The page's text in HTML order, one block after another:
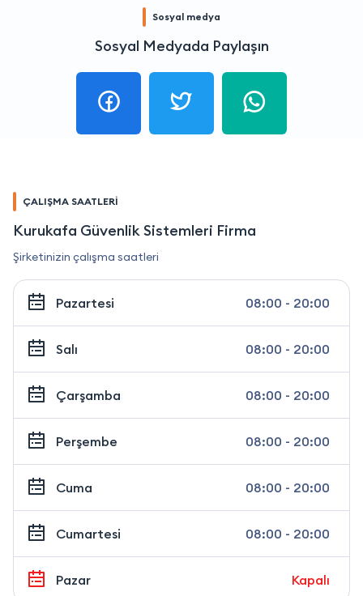
Sosyal medya
Sosyal Medyada Paylaşın
ÇALIŞMA SAATLERİ
Kurukafa Güvenlik Sistemleri Firma
Şirketinizin çalışma saatleri
Pazartesi 08:00 - 20:00
Salı 08:00 - 20:00
Çarşamba 08:00 - 20:00
Perşembe 08:00 - 20:00
Cuma 08:00 - 20:00
Cumartesi 08:00 - 20:00
Pazar Kapalı